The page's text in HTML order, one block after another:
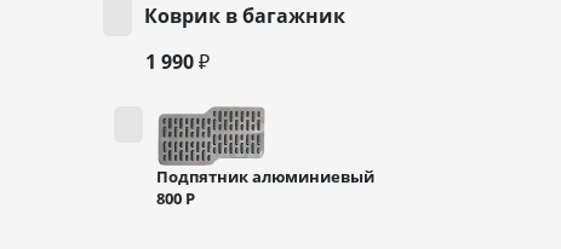
Коврик в багажник
1 990 ₽
Подпятник алюминиевый
800 Р